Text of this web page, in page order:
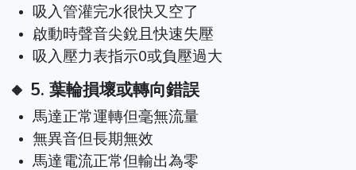
吸入管灌完水很快又空了
啟動時聲音尖銳且快速失壓
吸入壓力表指示0或負壓過大
🔸 5. 葉輪損壞或轉向錯誤
馬達正常運轉但毫無流量
無異音但長期無效
馬達電流正常但輸出為零